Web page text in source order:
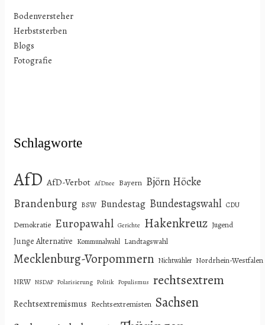
Bodenversteher
Herbststerben
Blogs
Fotografie
Schlagworte
AfD AfD-Verbot AfDnee Bayern Björn Höcke
Brandenburg BSW Bundestag Bundestagswahl CDU
Demokratie Europawahl Gerichte Hakenkreuz Jugend
Junge Alternative Kommunalwahl Landtagswahl
Mecklenburg-Vorpommern Nichtwähler Nordrhein-Westfalen
NRW NSDAP Polarisierung Politik Populismus rechtsextrem
Rechtsextremismus Rechtsextremisten Sachsen